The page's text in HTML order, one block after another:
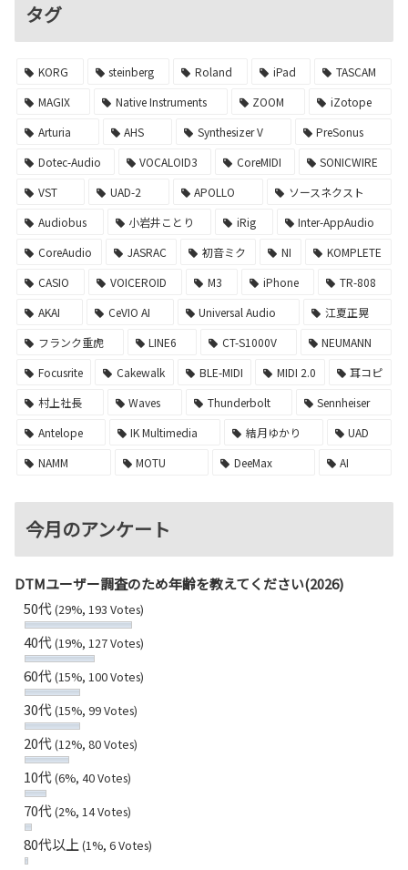
タグ
KORG steinberg Roland iPad
TASCAM
MAGIX
Native Instruments ZOOM
iZotope
Arturia
AHS Synthesizer V
PreSonus
Dotec-Audio
VOCALOID3 CoreMIDI
SONICWIRE
VST
UAD-2 APOLLO
ソースネクスト
Audiobus
小岩井ことり iRig
Inter-AppAudio
CoreAudio
JASRAC 初音ミク NI
KOMPLETE
CASIO
VOICEROID M3 iPhone
TR-808
AKAI
CeVIO AI Universal Audio
江夏正晃
フランク重虎
LINE6 CT-S1000V
NEUMANN
Focusrite
Cakewalk BLE-MIDI MIDI 2.0
耳コピ
村上社長
Waves Thunderbolt
Sennheiser
Antelope
IK Multimedia 結月ゆかり
UAD
NAMM
MOTU DeeMax AI
今月のアンケート
DTMユーザー調査のため年齢を教えてください(2026)
50代(29%, 193 Votes)
40代(19%, 127 Votes)
60代(15%, 100 Votes)
30代(15%, 99 Votes)
20代(12%, 80 Votes)
10代(6%, 40 Votes)
70代(2%, 14 Votes)
80代以上(1%, 6 Votes)